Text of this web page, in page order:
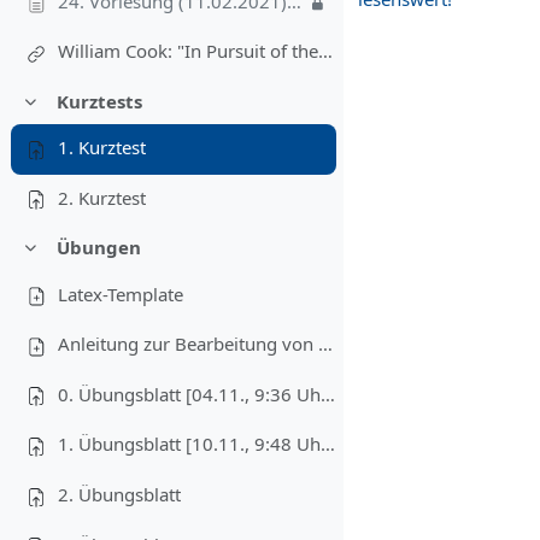
William Cook: "In Pursuit of the Traveling Salesman: Mathematics at the Limits of Computation" (Princeton University Press; 2012) – Schon die Einleitung ist sehr lesenswert!
Einklappen
Kurztests
1. Kurztest
2. Kurztest
Einklappen
Übungen
Latex-Template
Anleitung zur Bearbeitung von Programmieraufgaben
0. Übungsblatt [04.11., 9:36 Uhr: Kleine Änderung an Aufgabe 3b]
1. Übungsblatt [10.11., 9:48 Uhr: Kleine Änderung an Aufgabe 4]
2. Übungsblatt